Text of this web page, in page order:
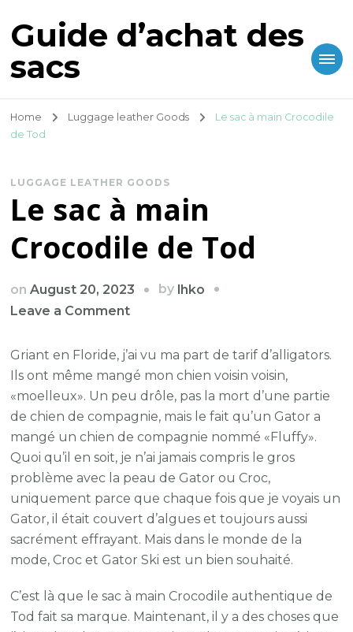
Guide d’achat des
sacs
Home Luggage leather Goods
Le sac à main Crocodile
de Tod
LUGGAGE LEATHER GOODS
Le sac à main
Crocodile de Tod
onAugust 20, 2023 by lhko
Leave a Commenton
sac
à
main
Crocodile
de
Tod
Griant en Floride, j’ai vu ma part de tarif d’alligators.
Ils ont même mangé mon chien voisin voisin,
«moelleux». Un peu drôle, pas la mort d’une partie
de chien de compagnie, mais le fait qu’un Gator a
mangé un chien de compagnie nommé «Fluffy».
Quoi qu’il en soit, je n’ai jamais compris le gros
problème avec la peau de Gator ou Croc,
uniquement parce que chaque fois que je voyais un
Gator, il était couvert d’algues et toujours aussi
sacrément effrayant. Mais dans le monde de la
mode, Croc et Gator Ski est un bien souhaité.
C’est là que le sac à main Crocodile authentique de
Tod fait sa marque. Maintenant, il y a des choses que